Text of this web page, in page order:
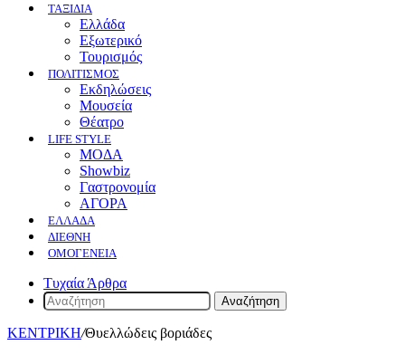
ΤΑΞΙΔΙΑ
Ελλάδα
Εξωτερικό
Τουρισμός
ΠΟΛΙΤΙΣΜΟΣ
Eκδηλώσεις
Mουσεία
Θέατρο
LIFE STYLE
ΜΟΔΑ
Showbiz
Γαστρονομία
ΑΓΟΡΑ
ΕΛΛΆΔΑ
ΔΙΕΘΝΉ
ΟΜΟΓΈΝΕΙΑ
Τυχαία Άρθρα
Αναζήτηση
ΚΕΝΤΡΙΚΗ/Θυελλώδεις βοριάδες